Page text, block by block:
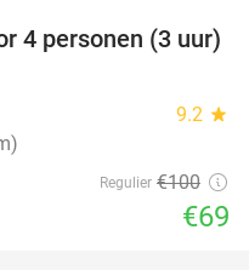
31%
4 personen (3 uur)
9.2 star
Regulier €100
€69